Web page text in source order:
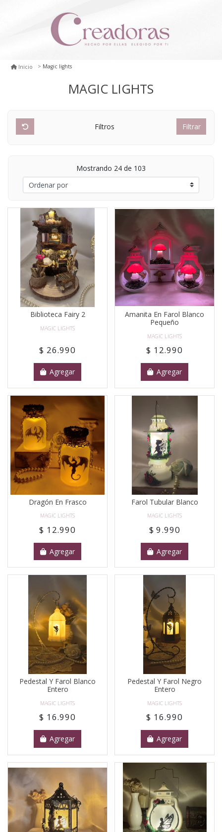
Inicio Magic lights
MAGIC LIGHTS
Filtros Filtrar
Mostrando 24 de 103
Biblioteca Fairy 2
MAGIC LIGHTS
$ 26.990
Agregar
Amanita En Farol Blanco
Pequeño
MAGIC LIGHTS
$ 12.990
Agregar
Dragón En Frasco
MAGIC LIGHTS
$ 12.990
Agregar
Farol Tubular Blanco
MAGIC LIGHTS
$ 9.990
Agregar
Pedestal Y Farol Blanco
Entero
MAGIC LIGHTS
$ 16.990
Agregar
Pedestal Y Farol Negro
Entero
MAGIC LIGHTS
$ 16.990
Agregar